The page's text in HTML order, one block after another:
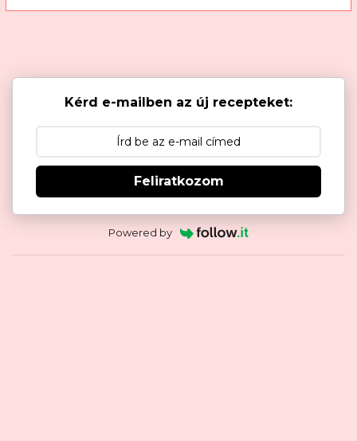
Kérd e-mailben az új recepteket:
Feliratkozom
Powered by